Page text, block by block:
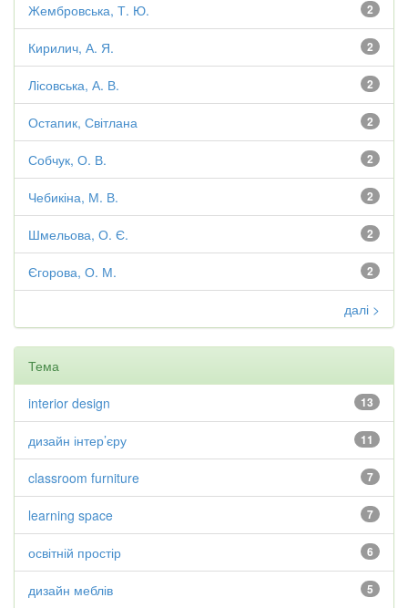
2
Жембровська, Т. Ю.
2
Кирилич, А. Я.
2
Лісовська, А. В.
2
Остапик, Світлана
2
Собчук, О. В.
2
Чебикіна, М. В.
2
Шмельова, О. Є.
2
Єгорова, О. М.
далі >
Тема
13
interior design
11
дизайн інтер’єру
7
classroom furniture
7
learning space
6
освітній простір
5
дизайн меблів